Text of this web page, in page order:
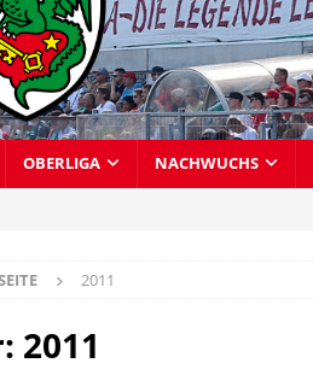
OBERLIGA NACHWUCHS
2011
2011